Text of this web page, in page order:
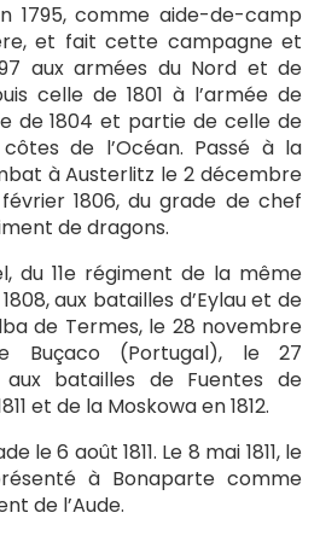
1795, comme aide-de-camp
et fait cette campagne et
aux armées du Nord et de
celle de 1801 à l’armée de
de 1804 et partie de celle de
de l’Océan. Passé à la
à Austerlitz le 2 décembre
1806, du grade de chef
de dragons.
du 11e régiment de la même
aux batailles d’Eylau et de
de Termes, le 28 novembre
Buçaco (Portugal), le 27
aux batailles de Fuentes de
et de la Moskowa en 1812.
le 6 août 1811. Le 8 mai 1811, le
à Bonaparte comme
de l’Aude.